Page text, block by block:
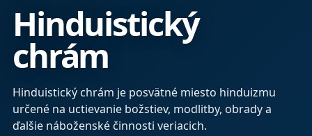
Hinduistický
chrám
Hinduistický chrám je posvätné miesto hinduizmu
určené na uctievanie božstiev, modlitby, obrady a
ďalšie náboženské činnosti veriacich.